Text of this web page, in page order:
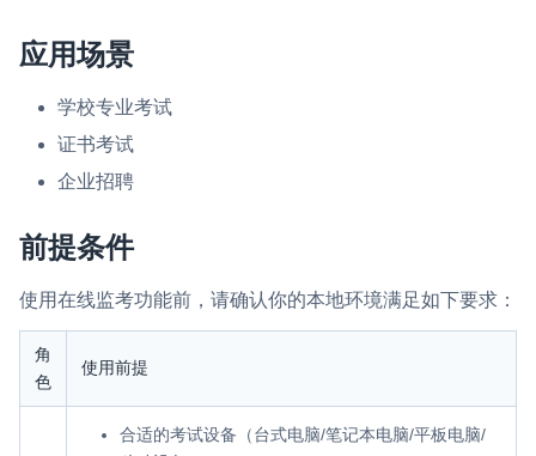
一整套高可靠、低时延、高并发、安全、全球化的即时聊天云服
务。
融合 CDN 直播
对接国内外多家 CDN 供应商，提供一个整体播放体验最佳的
CDN 直播方案
媒体流加速
为智能硬件提供优质的媒体流传输，实现人与人、人与物、物与
快速实现实时的语音转写功能
应用场景
学校专业考试
证书考试
企业招聘
前提条件
使用在线监考功能前，请确认你的本地环境满足如下要求：
角
色
使用前提
合适的考试设备（台式电脑/笔记本电脑/平板电脑/